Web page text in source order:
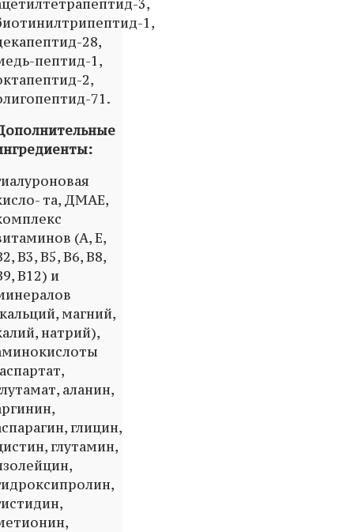
3,
1,
28,
пептид-1,
2,
71.
та, ДМАЕ,
(A, E,
B3, B5, B6, B8,
B12) и
магний,
натрий),
аланин,
глицин,
глутамин,